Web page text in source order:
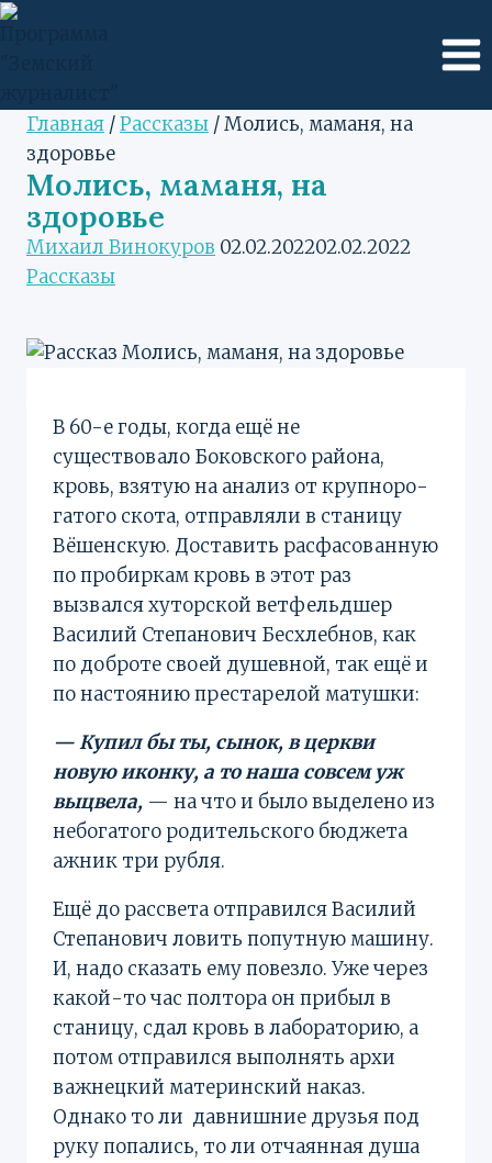
Перейти
Главная /Рассказы /Молись, маманя, на
здоровье
Молись, маманя, на
здоровье
Михаил Винокуров 02.02.202202.02.2022
Рассказы
В 60-е годы, когда ещё не
существовало Боковского района,
кровь, взятую на анализ от крупноро­
гатого скота, отправляли в станицу
Вёшенскую. Доставить расфасованную
по пробиркам кровь в этот раз
вызвался хуторской ветфельдшер
Василий Степанович Бесхлебнов, как
по доброте своей душевной, так ещё и
по настоянию престарелой матушки:
— Купил бы ты, сынок, в церкви
новую иконку, а то наша совсем уж
выцвела, — на что и было выделено из
небогатого родительского бюджета
ажник три рубля.
Ещё до рассвета отправился Василий
Степанович ловить попутную машину.
И, надо сказать ему повезло. Уже через
какой-то час полтора он прибыл в
станицу, сдал кровь в лабораторию, а
потом отправился выполнять архи
важнецкий материнский наказ.
Однако то ли давнишние друзья под
руку попались, то ли отчаянная душа